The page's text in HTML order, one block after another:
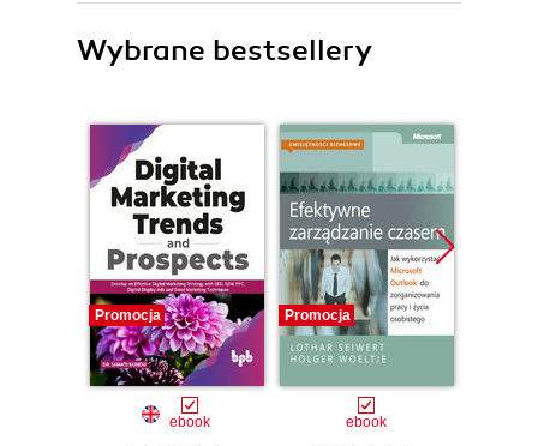
Wybrane bestsellery
Promocja
ebook
Promocja
ebook